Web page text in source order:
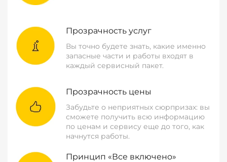
Прозрачность услуг
Вы точно будете знать, какие именно
запасные части и работы входят в
каждый сервисный пакет.
Прозрачность цены
Забудьте о неприятных сюрпризах: вы
сможете получить всю информацию
по ценам и сервису еще до того, как
начнутся работы.
Принцип «Все включено»